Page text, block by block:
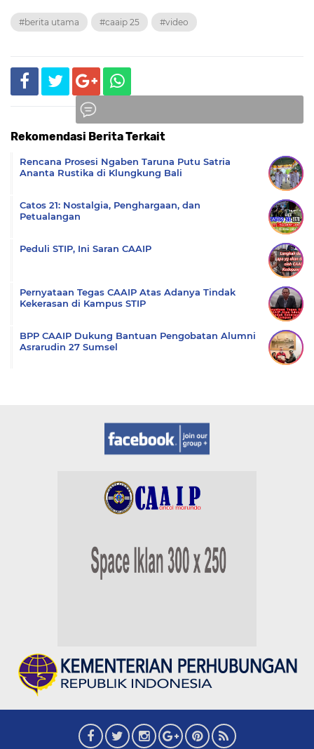
#berita utama #caaip 25 #video
Rekomendasi Berita Terkait
Rencana Prosesi Ngaben Taruna Putu Satria
Ananta Rustika di Klungkung Bali
Catos 21: Nostalgia, Penghargaan, dan
Petualangan
Peduli STIP, Ini Saran CAAIP
Pernyataan Tegas CAAIP Atas Adanya Tindak
Kekerasan di Kampus STIP
BPP CAAIP Dukung Bantuan Pengobatan Alumni
Asrarudin 27 Sumsel